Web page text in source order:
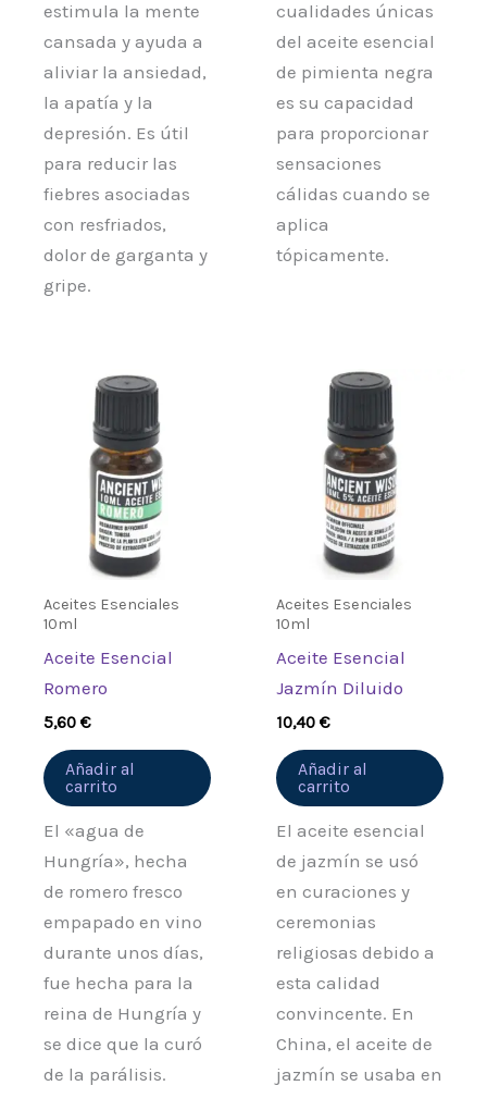
estimula la mente
cansada y ayuda a
aliviar la ansiedad,
la apatía y la
depresión. Es útil
para reducir las
fiebres asociadas
con resfriados,
dolor de garganta y
gripe.
cualidades únicas
del aceite esencial
de pimienta negra
es su capacidad
para proporcionar
sensaciones
cálidas cuando se
aplica
tópicamente.
Aceites Esenciales
10ml
Aceite Esencial
Romero
5,60€
Añadir al
carrito
El «agua de
Hungría», hecha
de romero fresco
empapado en vino
durante unos días,
fue hecha para la
reina de Hungría y
se dice que la curó
de la parálisis.
Aceites Esenciales
10ml
Aceite Esencial
Jazmín Diluido
10,40€
Añadir al
carrito
El aceite esencial
de jazmín se usó
en curaciones y
ceremonias
religiosas debido a
esta calidad
convincente. En
China, el aceite de
jazmín se usaba en